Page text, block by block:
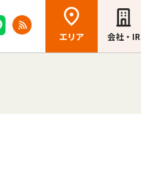
エリア 会社・IR